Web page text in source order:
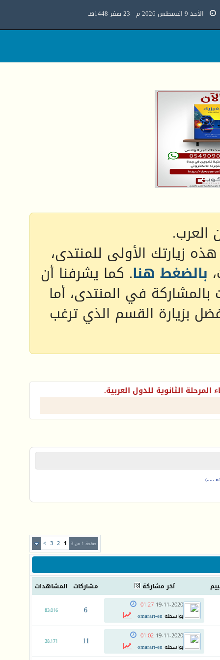
الأحد 9 اغسطس 2026 م - 23 صفر 1448هـ
العرب.
زيارتك الأولى للمنتدى،
بالضغط هنا. كما يشرفنا أن
بالمشاركة في المنتدى، أما
بزيارة القسم الذي ترغب
المرحلة الثانوية للدول العربية.
.....)
صفحة 1 من 3 1
2
3
>
آخر مشاركة مشاركات المشاهدات
19-11-2020
01:27
بواسطةomarart-en
6
83,016
19-11-2020
01:02
بواسطةomarart-en
11
38,171